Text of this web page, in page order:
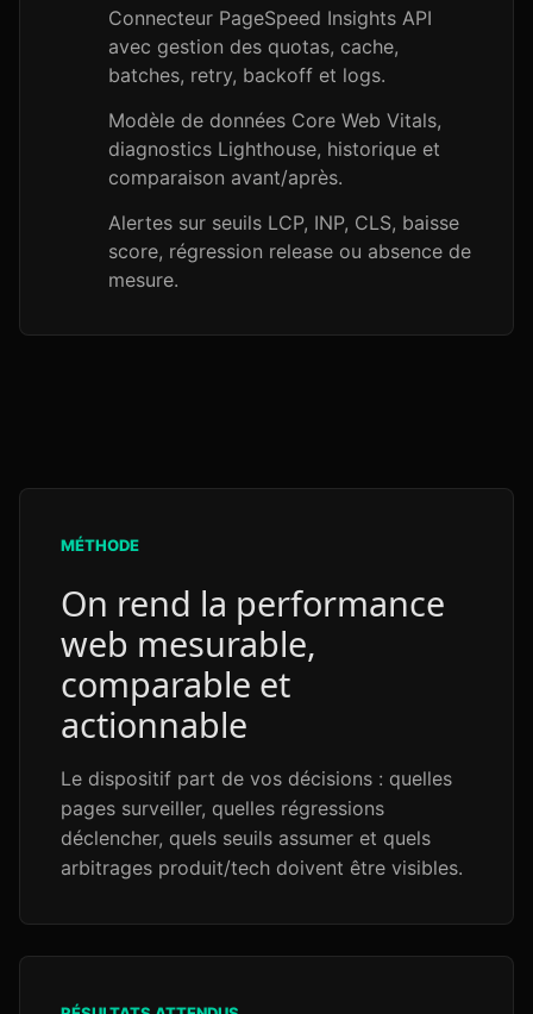
Connecteur PageSpeed Insights API
avec gestion des quotas, cache,
batches, retry, backoff et logs.
Modèle de données Core Web Vitals,
diagnostics Lighthouse, historique et
comparaison avant/après.
Alertes sur seuils LCP, INP, CLS, baisse
score, régression release ou absence de
mesure.
MÉTHODE
On rend la performance
web mesurable,
comparable et
actionnable
Le dispositif part de vos décisions : quelles
pages surveiller, quelles régressions
déclencher, quels seuils assumer et quels
arbitrages produit/tech doivent être visibles.